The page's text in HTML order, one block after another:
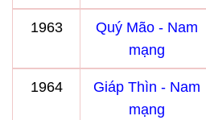
1963
Quý Mão - Nam
mạng
1964
Giáp Thìn - Nam
mạng